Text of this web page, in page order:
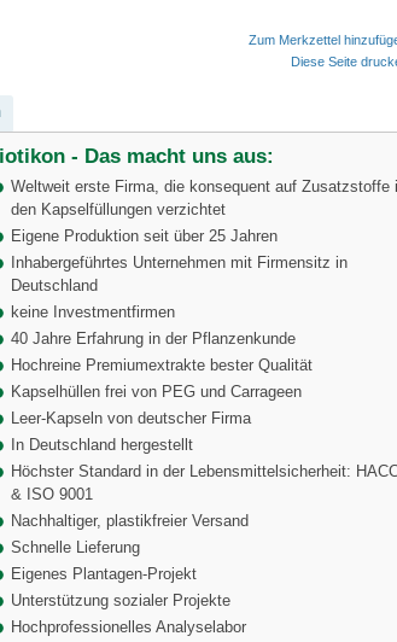
Zum Merkzettel
Diese Seite
- Das macht uns aus:
Weltweit erste Firma, die konsequent auf Zusatzstoffe
den Kapselfüllungen verzichtet
Eigene Produktion seit über 25 Jahren
Inhabergeführtes Unternehmen mit Firmensitz in
Deutschland
keine Investmentfirmen
40 Jahre Erfahrung in der Pflanzenkunde
Hochreine Premiumextrakte bester Qualität
Kapselhüllen frei von PEG und Carrageen
Leer-Kapseln von deutscher Firma
In Deutschland hergestellt
Höchster Standard in der Lebensmittelsicherheit:
& ISO 9001
Nachhaltiger, plastikfreier Versand
Schnelle Lieferung
Eigenes Plantagen-Projekt
Unterstützung sozialer Projekte
Hochprofessionelles Analyselabor